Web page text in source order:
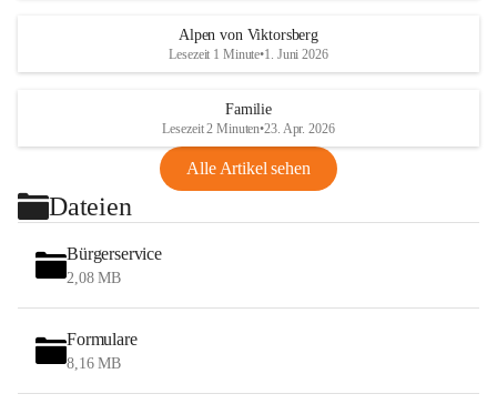
Alpen von Viktorsberg
Lesezeit 1 Minute•1. Juni 2026
Familie
Lesezeit 2 Minuten•23. Apr. 2026
Alle Artikel sehen
Dateien
Bürgerservice
2,08 MB
Formulare
8,16 MB